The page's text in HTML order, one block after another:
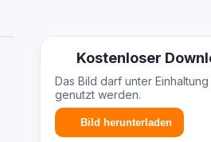
Kostenloser
Das Bild darf unter
genutzt werden.
Bild herunterladen